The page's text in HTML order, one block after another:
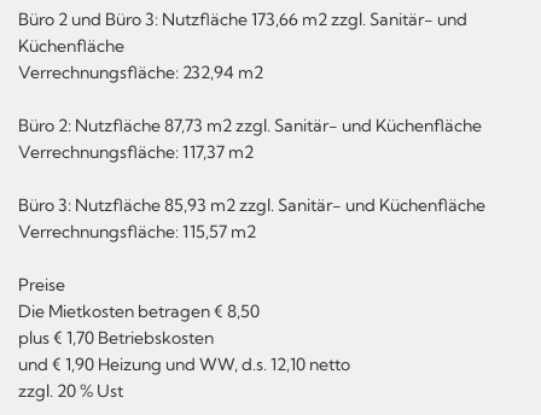
Büro 2 und Büro 3: Nutzfläche 173,66 m2 zzgl. Sanitär- und
Küchenfläche
Verrechnungsfläche: 232,94 m2
Büro 2: Nutzfläche 87,73 m2 zzgl. Sanitär- und Küchenfläche
Verrechnungsfläche: 117,37 m2
Büro 3: Nutzfläche 85,93 m2 zzgl. Sanitär- und Küchenfläche
Verrechnungsfläche: 115,57 m2
Preise
Die Mietkosten betragen € 8,50
plus € 1,70 Betriebskosten
und € 1,90 Heizung und WW, d.s. 12,10 netto
zzgl. 20 % Ust